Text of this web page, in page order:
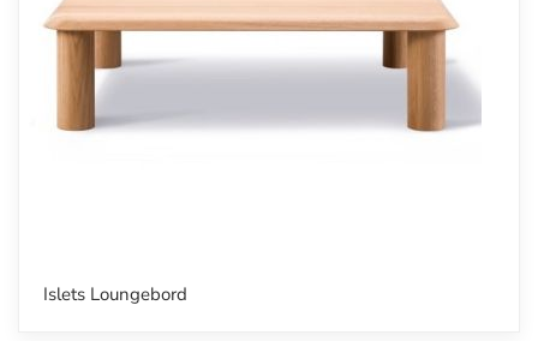
Islets Loungebord